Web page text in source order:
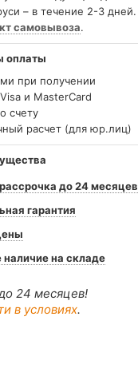
– в течение 2-3 дней.
самовывоза.
оплаты
при получении
и MasterCard
счету
расчет (для юр.лиц)
до 24 месяцев
гарантия
наличие на складе
24 месяцев!
в условиях.